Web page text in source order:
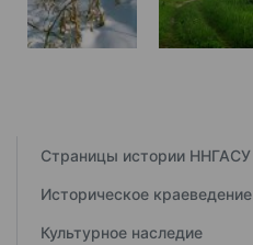
Страницы истории ННГАСУ
Историческое краеведение
Культурное наследие